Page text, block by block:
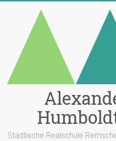
Städtische Realschule